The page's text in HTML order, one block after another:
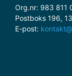
Org.nr: 983 811
Postboks 196,
E-post: